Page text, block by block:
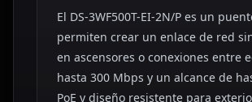
El DS-3WF500T-EI-2N/P es un
permiten crear un enlace de red
en ascensores o conexiones entre
hasta 300 Mbps y un alcance de
PoE y diseño resistente para